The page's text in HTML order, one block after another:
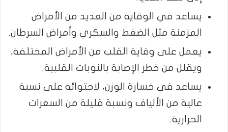
يساعد في الوقاية من العديد من الأمراض
المزمنة مثل الضغط والسكري وأمراض السرطان.
يعمل على وقاية القلب من الأمراض المختلفة،
ويقلل من خطر الإصابة بالنوبات القلبية.
يساعد في خسارة الوزن، لاحتوائه على نسبة
عالية من الألياف ونسبة قليلة من السعرات
الحرارية.